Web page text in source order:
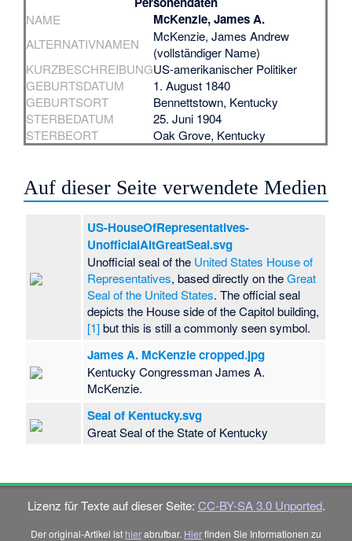
NAME McKenzie, James A.
ALTERNATIVNAMEN
McKenzie, James Andrew
(vollständiger Name)
KURZBESCHREIBUNGUS-amerikanischer Politiker
GEBURTSDATUM
1. August 1840
GEBURTSORT
Bennettstown, Kentucky
STERBEDATUM
25. Juni 1904
STERBEORT
Oak Grove, Kentucky
Auf dieser Seite verwendete Medien
US-HouseOfRepresentatives-
UnofficialAltGreatSeal.svg
Unofficial seal of the United States House of
Representatives, based directly on theGreat
Seal of the United States. The official seal
depicts the House side of the Capitol building,
[1]but this is still a commonly seen symbol.
James A. McKenzie cropped.jpg
Kentucky Congressman James A.
McKenzie.
Seal of Kentucky.svg
Great Seal of the State of Kentucky
Lizenz für Texte auf dieser Seite: CC-BY-SA 3.0 Unported.
Der original-Artikel ist hierabrufbar. Hierfinden Sie Informationen zu